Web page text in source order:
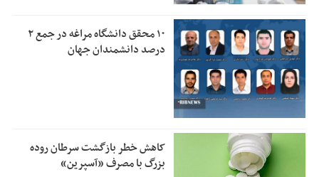
۱۰ محقق دانشگاه مراغه در جمع ۲
درصد دانشمندان جهان
کاهش خطر بازگشت سرطان روده
بزرگ با مصرف «آسپرین»